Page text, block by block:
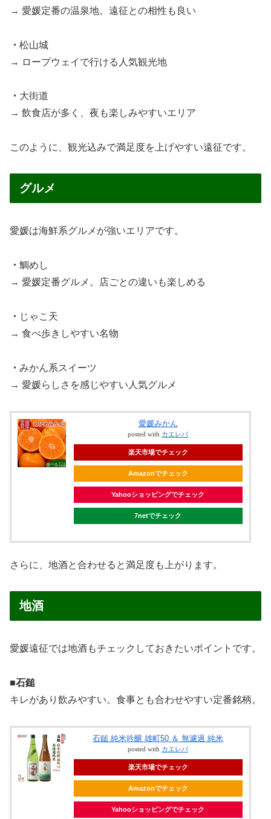
→ 愛媛定番の温泉地。遠征との相性も良い
・ 松山城
→ ロープウェイで行ける人気観光地
・ 大街道
→ 飲食店が多く、夜も楽しみやすいエリア
このように、観光込みで満足度を上げやすい遠征です。
グルメ
愛媛は海鮮系グルメが強いエリアです。
・ 鯛めし
→ 愛媛定番グルメ。店ごとの違いも楽しめる
・ じゃこ天
→ 食べ歩きしやすい名物
・ みかん系スイーツ
→ 愛媛らしさを感じやすい人気グルメ
愛媛みかん
posted with カエレバ
楽天市場でチェック
Amazonでチェック
Yahooショッピングでチェック
7netでチェック
さらに、地酒と合わせると満足度も上がります。
地酒
愛媛遠征では地酒もチェックしておきたいポイントです。
■石鎚
キレがあり飲みやすい。食事とも合わせやすい定番銘柄。
石鎚 純米吟醸 雄町50 ＆ 無濾過 純米
posted with カエレバ
楽天市場でチェック
Amazonでチェック
Yahooショッピングでチェック